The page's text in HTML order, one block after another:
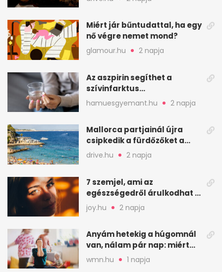
Miért jár bűntudattal, ha egy
nő végre nemet mond?
glamour.hu 2 napja
Az aszpirin segíthet a
szívinfarktus
megelőzésében, de nem
mindenkinek
hamuesgyemant.hu 2 napja
Mallorca partjainál újra
csipkedik a fürdőzőket a
halak a sekély vízben
drive.hu 2 napja
7 szemjel, ami az
egészségedről árulkodhat –
erre figyelj oda
joy.hu 2 napja
Anyám hetekig a húgomnál
van, nálam pár nap: miért
fáj ennyire?
wmn.hu 1 napja